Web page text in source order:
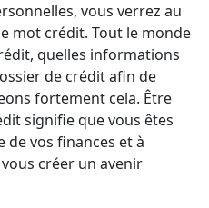
vous verrez au
mot crédit. Tout le monde
quelles informations
de crédit afin de
fortement cela. Être
signifie que vous êtes
vos finances et à
créer un avenir